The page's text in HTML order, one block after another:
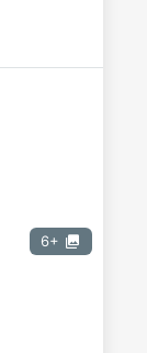
6+